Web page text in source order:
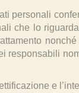
personali
che lo
responsabili
e